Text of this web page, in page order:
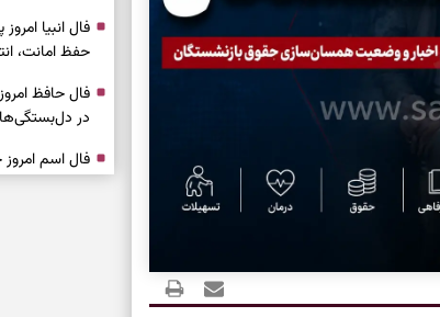
حفظ امانت،
در
درباره حضور